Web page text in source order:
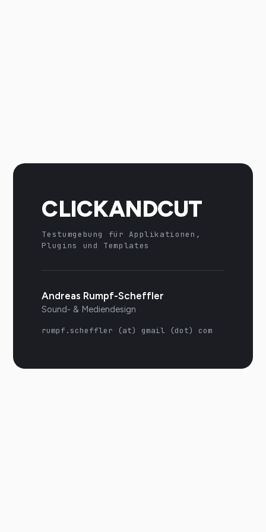
CLICKANDCUT
Testumgebung für Applikationen,
Plugins und Templates
Andreas Rumpf-Scheffler
Sound- & Mediendesign
rumpf.scheffler (at) gmail (dot) com